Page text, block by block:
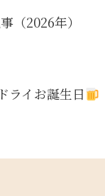
（2026年）
ライお誕生日